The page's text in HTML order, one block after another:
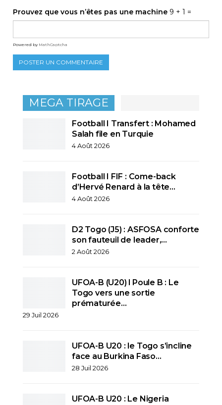
Prouvez que vous n’êtes pas une machine 9 + 1 =
Powered by MathCaptcha
MEGA TIRAGE
Football I Transfert : Mohamed
Salah file en Turquie
4 Août 2026
Football I FIF : Come-back
d’Hervé Renard à la tête…
4 Août 2026
D2 Togo (J5) : ASFOSA conforte
son fauteuil de leader,…
2 Août 2026
UFOA-B (U20) l Poule B : Le
Togo vers une sortie
prématurée…
29 Juil 2026
UFOA-B U20 : le Togo s’incline
face au Burkina Faso…
28 Juil 2026
UFOA-B U20 : Le Nigeria